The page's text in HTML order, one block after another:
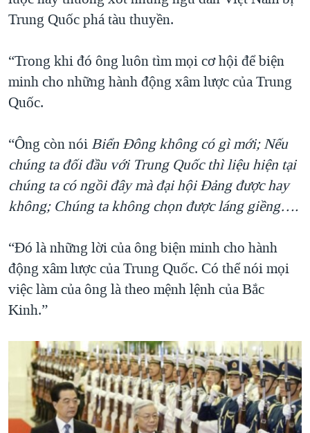
Trung Quốc phá tàu thuyền.
“Trong khi đó ông luôn tìm mọi cơ hội để biện
minh cho những hành động xâm lược của Trung
Quốc.
“Ông còn nóiBiển Đông không có gì mới; Nếu
chúng ta đối đầu với Trung Quốc thì liệu hiện tại
chúng ta có ngồi đây mà đại hội Đảng được hay
không; Chúng ta không chọn được láng giềng….
“Đó là những lời của ông biện minh cho hành
động xâm lược của Trung Quốc. Có thể nói mọi
việc làm của ông là theo mệnh lệnh của Bắc
Kinh.”